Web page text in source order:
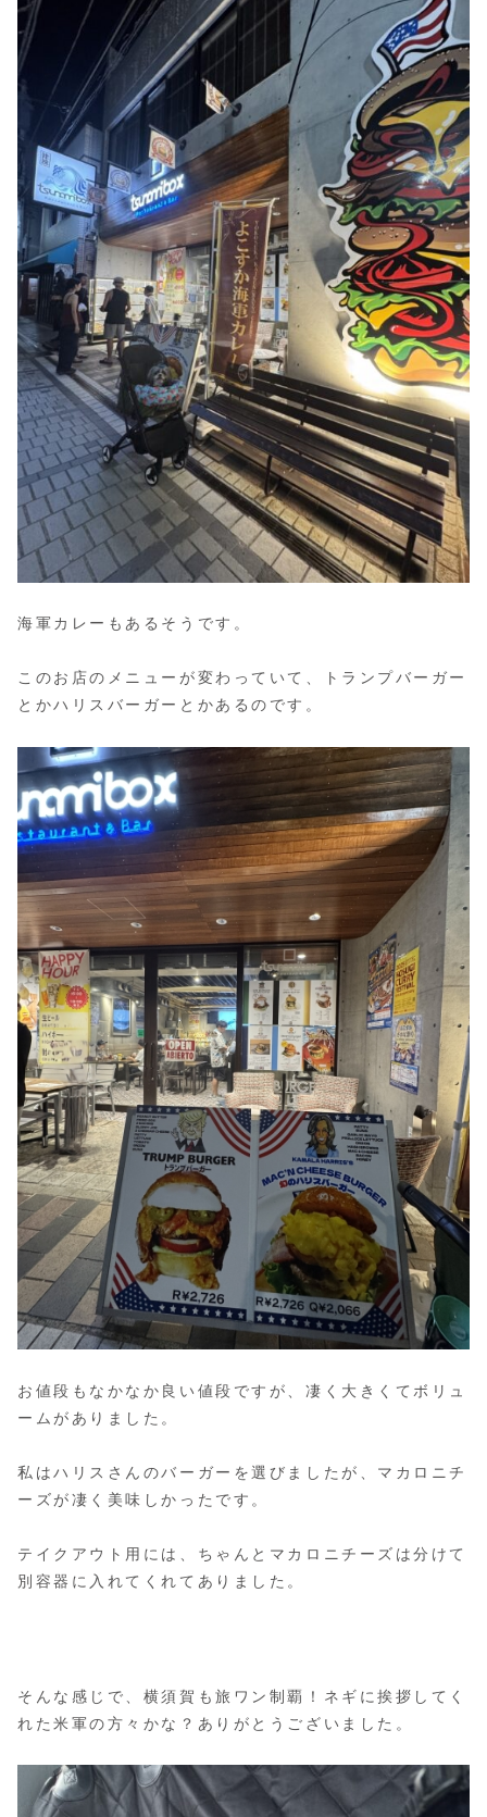
海軍カレーもあるそうです。
このお店のメニューが変わっていて、トランプバーガー
とかハリスバーガーとかあるのです。
お値段もなかなか良い値段ですが、凄く大きくてボリュ
ームがありました。
私はハリスさんのバーガーを選びましたが、マカロニチ
ーズが凄く美味しかったです。
テイクアウト用には、ちゃんとマカロニチーズは分けて
別容器に入れてくれてありました。
そんな感じで、横須賀も旅ワン制覇！ネギに挨拶してく
れた米軍の方々かな？ありがとうございました。